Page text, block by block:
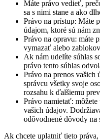
Máte právo vedieť,
sa s nimi stane a ako
Právo na prístup: Máte
údajom, ktoré sú nám
Právo na opravu:
vymazať alebo
Ak nám udelíte súhlas
právo tento súhlas
Právo na prenos vašich
správcu všetky svoje
rozsahu k ďalšiemu
Právo namietať:
vašich údajov.
odôvodnené dôvody na
Ak chcete uplatniť tieto práva,